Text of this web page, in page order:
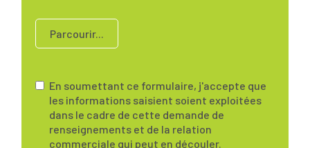
Parcourir...
En soumettant ce formulaire, j'accepte que
les informations saisient soient exploitées
dans le cadre de cette demande de
renseignements et de la relation
commerciale qui peut en découler.